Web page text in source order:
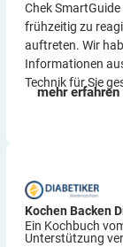
Chek
frühzeitig zu
auftreten. Wir
Informationen
Technik für Sie
mehr erfahren
Kochen Backen
Ein Kochbuch
Unterstützung